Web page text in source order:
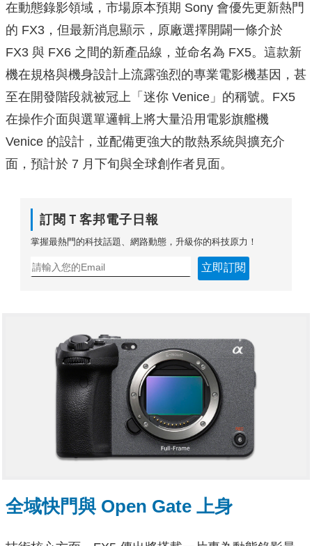
在動態錄影領域，市場原本預期 Sony 會優先更新熱門
的 FX3，但最新消息顯示，原廠選擇開闢一條介於
FX3 與 FX6 之間的新產品線，並命名為 FX5。這款新
機在規格與機身設計上流露強烈的專業電影機基因，甚
至在開發階段就被冠上「迷你 Venice」的稱號。FX5
在操作介面與選單邏輯上將大量沿用電影旗艦機
Venice 的設計，並配備更強大的散熱系統與擴充介
面，預計於 7 月下旬與全球創作者見面。
訂閱Ｔ客邦電子日報
掌握最熱門的科技話題、網路動態，升級你的科技原力！
立即訂閱
全域快門與 Open Gate 上身